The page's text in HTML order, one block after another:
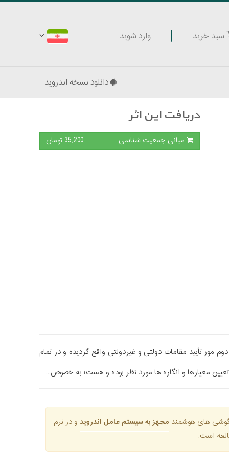
سبد خرید وارد شوید
دانلود نسخه اندروید
دریافت این اثر
مبانی جمعیت شناسی 35,200 تومان
تأیید مقامات دولتی و غیردولتی واقع گردیده و در تمام
معیارها و انگاره ها مورد نظر بوده و هست؛ به خصوص...
های هوشمند مجهز به سیستم عامل اندرویدو در نرم
است.